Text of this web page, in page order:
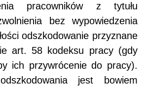
pracowników z tytułu
bez wypowiedzenia
odszkodowanie przyznane
art. 58 kodeksu pracy (gdy
ich przywrócenie do pracy).
jest bowiem